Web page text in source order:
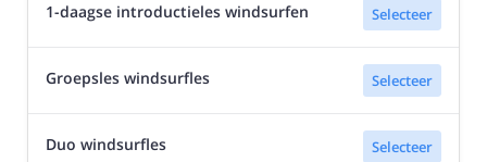
1-daagse introductieles windsurfen Selecteer
Groepsles windsurfles Selecteer
Duo windsurfles Selecteer